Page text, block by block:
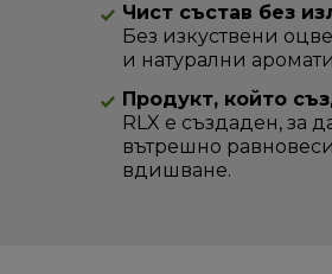
Чист състав без
Без изкуствени
и натурални
Продукт, който
RLX е създаден, за
вътрешно
вдишване.